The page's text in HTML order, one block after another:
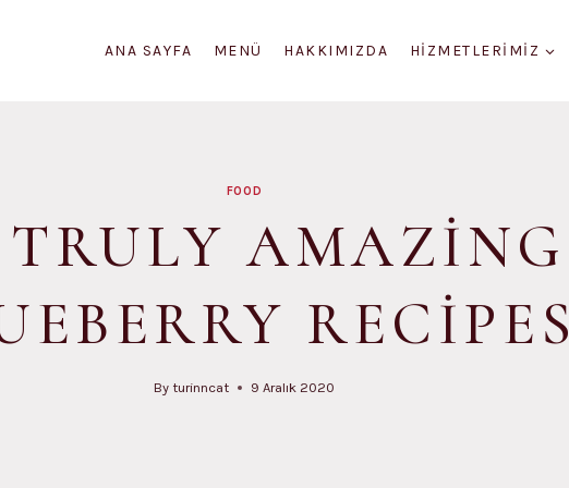
ANA SAYFA MENÜ HAKKIMIZDA HIZMETLERIMIZ
FOOD
TRULY AMAZING
RECIPES
By turinncat 9 Aralık 2020